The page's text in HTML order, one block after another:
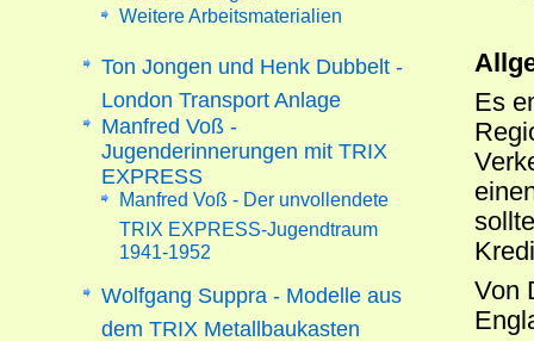
Es
Von
Weitere Arbeitsmaterialien
Ton Jongen und Henk Dubbelt -
London Transport Anlage
Manfred Voß -
Jugenderinnerungen mit TRIX
EXPRESS
Manfred Voß - Der unvollendete
TRIX EXPRESS-Jugendtraum
1941-1952
Wolfgang Suppra - Modelle aus
dem TRIX Metallbaukasten